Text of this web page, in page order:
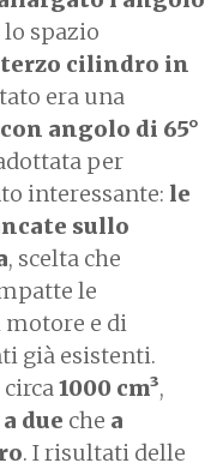
lo spazio
cilindro in
era una
angolo di 65°
per
interessante: le
sullo
, scelta che
le
e di
già esistenti.
1000 cm³,
a due che a
. I risultati delle